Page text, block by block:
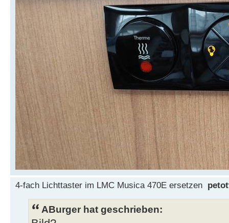
4-fach Lichttaster im LMC Musica 470E ersetzen
ABurger hat geschrieben: